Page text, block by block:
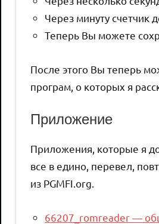
Через минуту счетчик
Теперь Вы можете
После этого Вы теперь
програм, о которых я
Приложение
Приложения, которые я
все в едино, перевел,
из PGMFI.org.
66207_romreader —